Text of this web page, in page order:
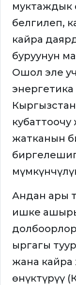
муктаждык
белгилеп,
кайра
буруунун
Ошол эле
жатканын
Андан ары
ишке
ыргагы
жана кайра
өнүктүрүү